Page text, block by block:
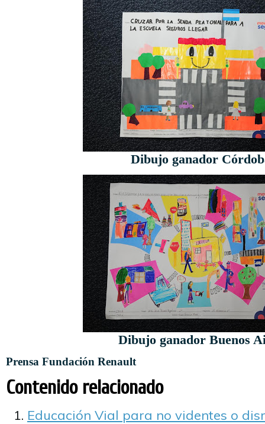
Dibujo ganador
Dibujo ganador Buenos
Prensa Fundación Renault
Contenido relacionado
Educación Vial para no videntes o